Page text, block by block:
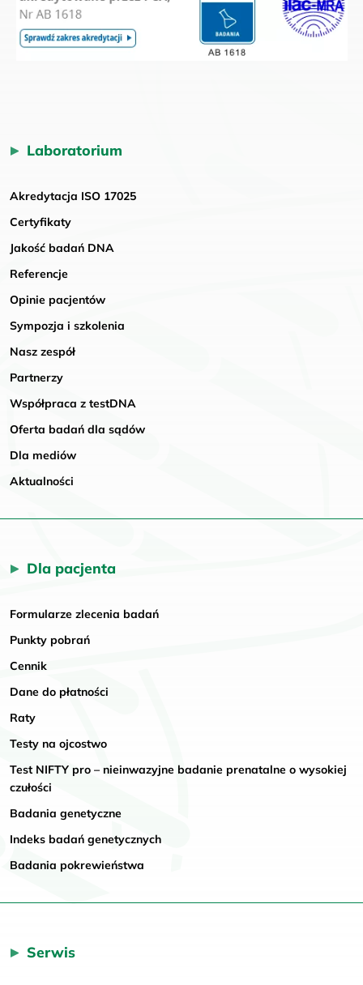
Laboratorium
Akredytacja ISO 17025
Certyfikaty
Jakość badań DNA
Referencje
Opinie pacjentów
Sympozja i szkolenia
Nasz zespół
Partnerzy
Współpraca z testDNA
Oferta badań dla sądów
Dla mediów
Aktualności
Dla pacjenta
Formularze zlecenia badań
Punkty pobrań
Cennik
Dane do płatności
Raty
Testy na ojcostwo
Test NIFTY pro – nieinwazyjne badanie prenatalne o wysokiej
czułości
Badania genetyczne
Indeks badań genetycznych
Badania pokrewieństwa
Serwis